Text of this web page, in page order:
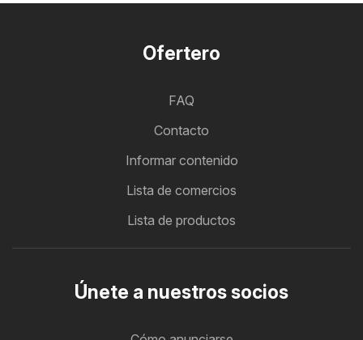
Ofertero
FAQ
Contacto
Informar contenido
Lista de comercios
Lista de productos
Únete a nuestros socios